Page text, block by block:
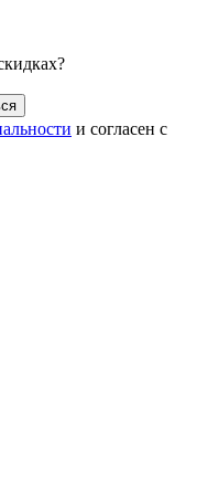
и согласен с